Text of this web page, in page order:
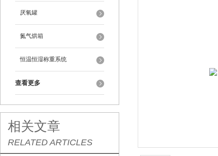
厌氧罐
氮气烘箱
恒温恒湿称重系统
查看更多
相关文章
RELATED ARTICLES